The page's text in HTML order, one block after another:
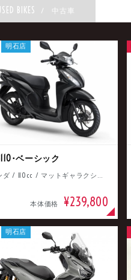
BIKES / 中古車
･ベーシック
ホンダ / 110cc / マットギャラクシーブラックメタリック
本体価格 ¥239,800
明石店
明石店